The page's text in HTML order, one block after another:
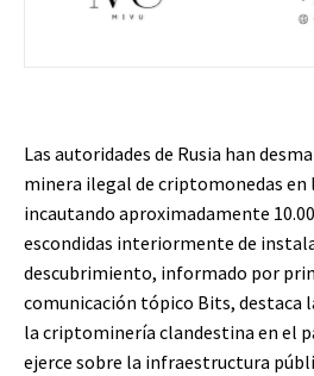
Las autoridades de Rusia han
minera ilegal de criptomonedas en
incautando aproximadamente
escondidas interiormente de
descubrimiento, informado por
comunicación tópico Bits, destaca
la criptominería clandestina en el
ejerce sobre la infraestructura